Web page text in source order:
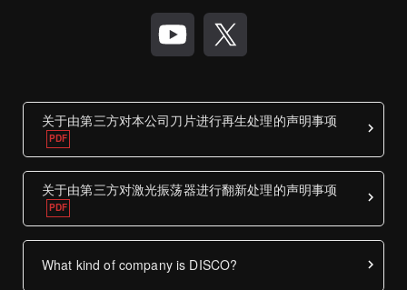
关于由第三方对本公司刀片进行再生处理的声明事项
关于由第三方对激光振荡器进行翻新处理的声明事项
What kind of company is DISCO?